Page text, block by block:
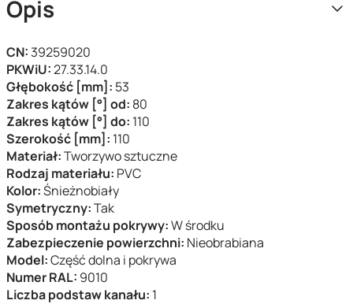
Opis
CN: 39259020
PKWiU:27.33.14.0
Głębokość [mm]: 53
Zakres kątów [°] od: 80
Zakres kątów [°] do: 110
Szerokość [mm]: 110
Materiał:Tworzywo sztuczne
Rodzaj materiału: PVC
Kolor:Śnieżnobiały
Symetryczny:Tak
Sposób montażu pokrywy:W środku
Zabezpieczenie powierzchni: Nieobrabiana
Model:Część dolna i pokrywa
Numer RAL: 9010
Liczba podstaw kanału: 1